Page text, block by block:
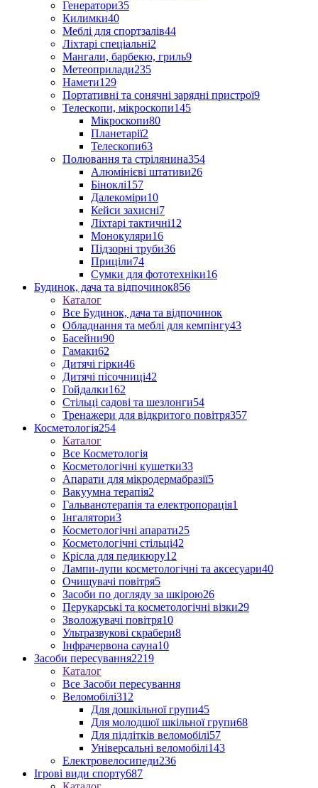
Генератори35
Килимки40
Меблі для спортзалів44
Ліхтарі спеціальні2
Мангали, барбекю, гриль9
Метеоприлади235
Намети129
Портативні та сонячні зарядні пристрої9
Телескопи, мікроскопи145
Мікроскопи80
Планетарії2
Телескопи63
Полювання та стрілянина354
Алюмінієві штативи26
Біноклі157
Далекоміри10
Кейси захисні7
Ліхтарі тактичні12
Монокуляри16
Підзорні труби36
Приціли74
Сумки для фототехніки16
Будинок, дача та відпочинок856
Каталог
Все Будинок, дача та відпочинок
Обладнання та меблі для кемпінгу43
Басейни90
Гамаки62
Дитячі гірки46
Дитячі пісочниці42
Гойдалки162
Стільці садові та шезлонги54
Тренажери для відкритого повітря357
Косметологія254
Каталог
Все Косметологія
Косметологічні кушетки33
Апарати для мікродермабразії5
Вакуумна терапія2
Гальванотерапія та електропорація1
Інгалятори3
Косметологічні апарати25
Косметологічні стільці42
Крісла для педикюру12
Лампи-лупи косметологічні та аксесуари40
Очищувачі повітря5
Засоби по догляду за шкірою26
Перукарські та косметологічні візки29
Зволожувачі повітря10
Ультразвукові скрабери8
Інфрачервона сауна10
Засоби пересування2219
Каталог
Все Засоби пересування
Веломобілі312
Для дошкільної групи45
Для молодшої шкільної групи68
Для підлітків веломобілі57
Універсальні веломобілі143
Електровелосипеди236
Ігрові види спорту687